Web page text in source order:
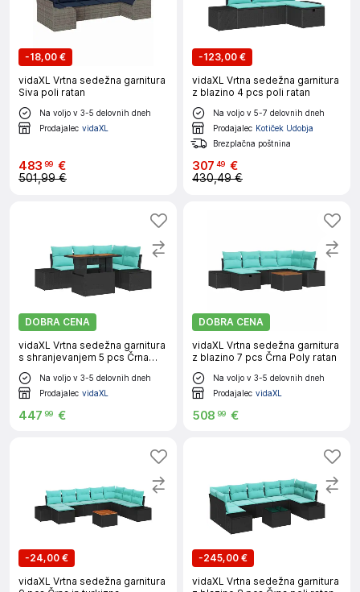
-18,00 €
vidaXL Vrtna sedežna garnitura
Siva poli ratan
Na voljo v 3-5 delovnih dneh
Prodajalec vidaXL
483 99 €
501,99 €
-123,00 €
vidaXL Vrtna sedežna garnitura
z blazino 4 pcs poli ratan
Na voljo v 5-7 delovnih dneh
Prodajalec Kotiček Udobja
Brezplačna poštnina
307 49 €
430,49 €
DOBRA CENA
vidaXL Vrtna sedežna garnitura
s shranjevanjem 5 pcs Črna
Poli ratan
Na voljo v 3-5 delovnih dneh
Prodajalec vidaXL
447 99 €
DOBRA CENA
vidaXL Vrtna sedežna garnitura
z blazino 7 pcs Črna Poly ratan
Na voljo v 3-5 delovnih dneh
Prodajalec vidaXL
508 99 €
-24,00 €
vidaXL Vrtna sedežna garnitura
-245,00 €
vidaXL Vrtna sedežna garnitura